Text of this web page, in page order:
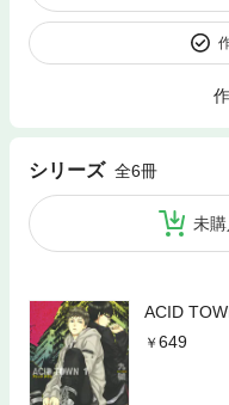
シリーズ 全6冊
未
ACID
649